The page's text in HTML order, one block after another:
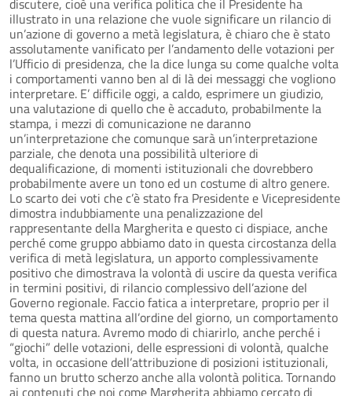
illustrato in una relazione che vuole significare un rilancio di
un’azione di governo a metà legislatura, è chiaro che è stato
assolutamente vanificato per l’andamento delle votazioni per
l’Ufficio di presidenza, che la dice lunga su come qualche volta
i comportamenti vanno ben al di là dei messaggi che vogliono
interpretare. E’ difficile oggi, a caldo, esprimere un giudizio,
una valutazione di quello che è accaduto, probabilmente la
stampa, i mezzi di comunicazione ne daranno
un’interpretazione che comunque sarà un’interpretazione
parziale, che denota una possibilità ulteriore di
dequalificazione, di momenti istituzionali che dovrebbero
probabilmente avere un tono ed un costume di altro genere.
Lo scarto dei voti che c’è stato fra Presidente e Vicepresidente
dimostra indubbiamente una penalizzazione del
rappresentante della Margherita e questo ci dispiace, anche
perché come gruppo abbiamo dato in questa circostanza della
verifica di metà legislatura, un apporto complessivamente
positivo che dimostrava la volontà di uscire da questa verifica
in termini positivi, di rilancio complessivo dell’azione del
Governo regionale. Faccio fatica a interpretare, proprio per il
tema questa mattina all’ordine del giorno, un comportamento
di questa natura. Avremo modo di chiarirlo, anche perché i
“giochi” delle votazioni, delle espressioni di volontà, qualche
volta, in occasione dell’attribuzione di posizioni istituzionali,
fanno un brutto scherzo anche alla volontà politica. Tornando
ai contenuti che noi come Margherita abbiamo cercato di